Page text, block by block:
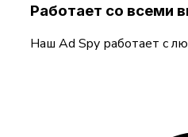
Работает со всеми
Наш Ad Spy работает с